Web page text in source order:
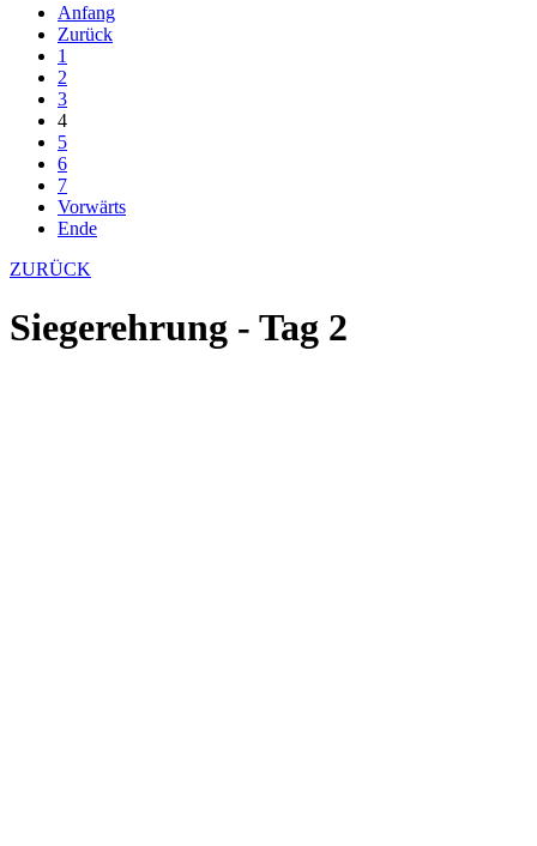
Anfang
Zurück
1
2
3
4
5
6
7
Vorwärts
Ende
ZURÜCK
Siegerehrung - Tag 2